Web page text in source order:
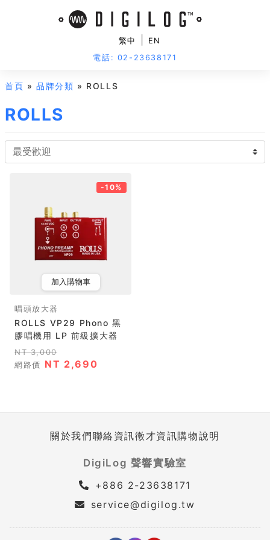
繁中
EN
電話: 02-23638171
首頁 »品牌分類 » ROLLS
ROLLS
-10%
加入購物車
唱頭放大器
ROLLS VP29 Phono 黑
膠唱機用 LP 前級擴大器
NT 3,000
網路價 NT 2,690
關於我們聯絡資訊徵才資訊購物說明
DigiLog 聲響實驗室
+886 2-23638171
service@digilog.tw